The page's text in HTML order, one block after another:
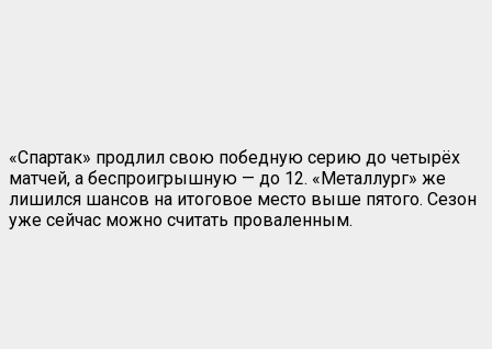
«Спартак» продлил свою победную серию до четырёх
матчей, а беспроигрышную — до 12. «Металлург» же
лишился шансов на итоговое место выше пятого. Сезон
уже сейчас можно считать проваленным.